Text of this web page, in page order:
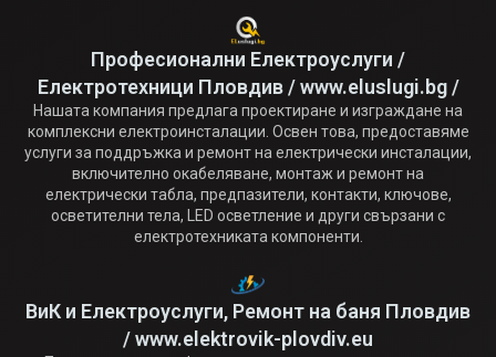
Професионални Електроуслуги /
Електротехници Пловдив / www.eluslugi.bg /
Нашата компания предлага проектиране и изграждане на
комплексни електроинсталации. Освен това, предоставяме
услуги за поддръжка и ремонт на електрически инсталации,
включително окабеляване, монтаж и ремонт на
електрически табла, предпазители, контакти, ключове,
осветителни тела, LED осветление и други свързани с
електротехниката компоненти.
ВиК и Електроуслуги, Ремонт на баня Пловдив
/ www.elektrovik-plovdiv.eu